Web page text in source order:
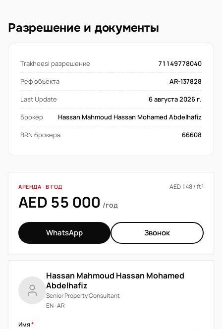
Разрешение и документы
Trakheesi разрешение
71149778040
Реф объекта
AR-137828
Last Update
6 августа 2026 г.
Брокер
Hassan Mahmoud Hassan Mohamed Abdelhafiz
BRN брокера
66608
АРЕНДА · В ГОД AED 148 / ft²
AED 55 000 /год
WhatsApp Звонок
Hassan Mahmoud Hassan Mohamed
Abdelhafiz
Senior Property Consultant
EN · AR
Имя*